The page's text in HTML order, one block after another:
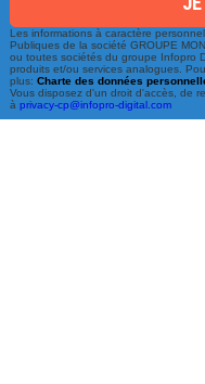
Une
du lundi au
01
Les informations à caractère
Publiques de la société GROUPE
ou toutes sociétés du groupe Infopro
produits et/ou services analogues.
plus:Charte des données
Vous disposez d'un droit d'accès, de
àprivacy-cp@infopro-digital.com